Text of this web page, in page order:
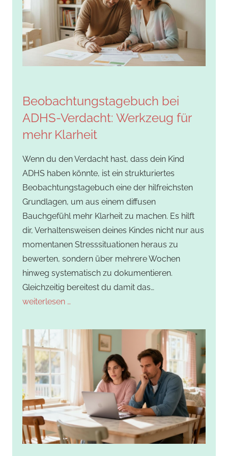
Beobachtungstagebuch bei
ADHS-Verdacht: Werkzeug für
mehr Klarheit
Wenn du den Verdacht hast, dass dein Kind
ADHS haben könnte, ist ein strukturiertes
Beobachtungstagebuch eine der hilfreichsten
Grundlagen, um aus einem diffusen
Bauchgefühl mehr Klarheit zu machen. Es hilft
dir, Verhaltensweisen deines Kindes nicht nur aus
momentanen Stresssituationen heraus zu
bewerten, sondern über mehrere Wochen
hinweg systematisch zu dokumentieren.
Gleichzeitig bereitest du damit das…
weiterlesen …